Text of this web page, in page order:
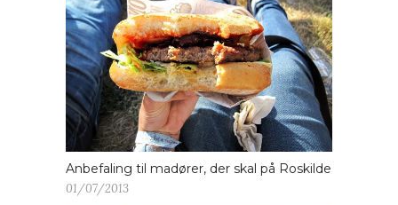
Anbefaling til madører, der skal på Roskilde
01/07/2013